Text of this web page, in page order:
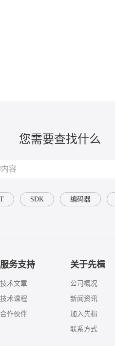
您需要查找什么
SDK 编码器
服务支持
技术文章
技术课程
合作伙伴
关于先楫
公司概况
新闻资讯
加入先楫
联系方式